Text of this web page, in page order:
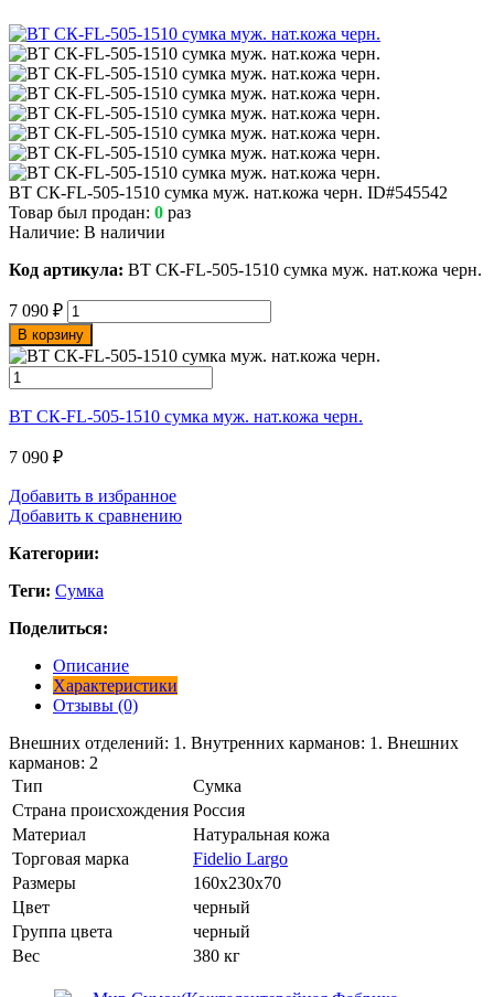
ВТ СК-FL-505-1510 сумка муж. нат.кожа черн. ID#545542
Товар был продан: 0 раз
Наличие: В наличии
Код артикула: ВТ СК-FL-505-1510 сумка муж. нат.кожа черн.
7 090 ₽
В корзину
ВТ СК-FL-505-1510 сумка муж. нат.кожа черн.
7 090 ₽
Добавить в избранное
Добавить к сравнению
Категории:
Теги: Сумка
Поделиться:
Описание
Характеристики
Отзывы (0)
Внешних отделений: 1. Внутренних карманов: 1. Внешних
карманов: 2
Тип
Сумка
Страна происхождения Россия
Материал
Натуральная кожа
Торговая марка
Fidelio Largo
Размеры
160x230x70
Цвет
черный
Группа цвета
черный
Вес
380 кг